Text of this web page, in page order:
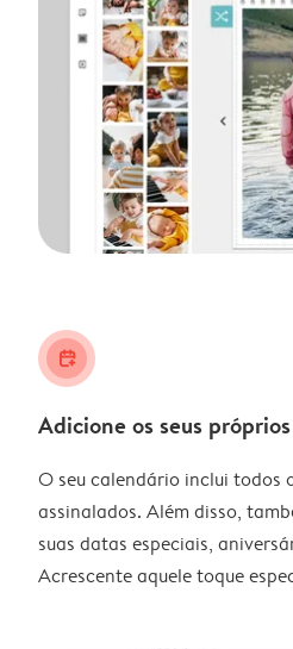
calendar_plus
Adicione os seus
O seu calendário inclui todos
assinalados. Além disso,
suas datas especiais,
Acrescente aquele toque